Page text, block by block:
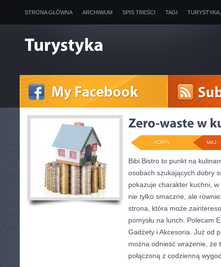
STRONA GŁÓWNA ARCHIWUM SPIS TREŚCI TAGI
MAJ -
ADMIN
Bibi Bistro to punkt na
osobach szukających dobry
pokazuje charakter kuchni,
nie tylko smaczne, ale
strona, która może
pomysłu na lunch. Polecam
Gadżety i Akcesoria. Już od
można odnieść wrażenie, że
połączoną z codzienną